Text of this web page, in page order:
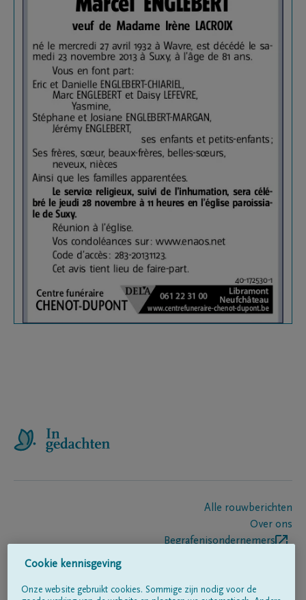
Alle rouwberichten
Over ons
Begrafenisondernemers
Cookie kennisgeving
Onze website gebruikt cookies. Sommige zijn nodig voor de